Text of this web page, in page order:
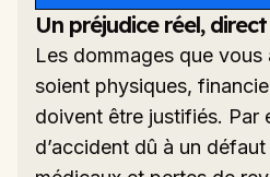
Un préjudice réel,
Les dommages que vous
soient physiques,
doivent être justifiés. Par
d’accident dû à un